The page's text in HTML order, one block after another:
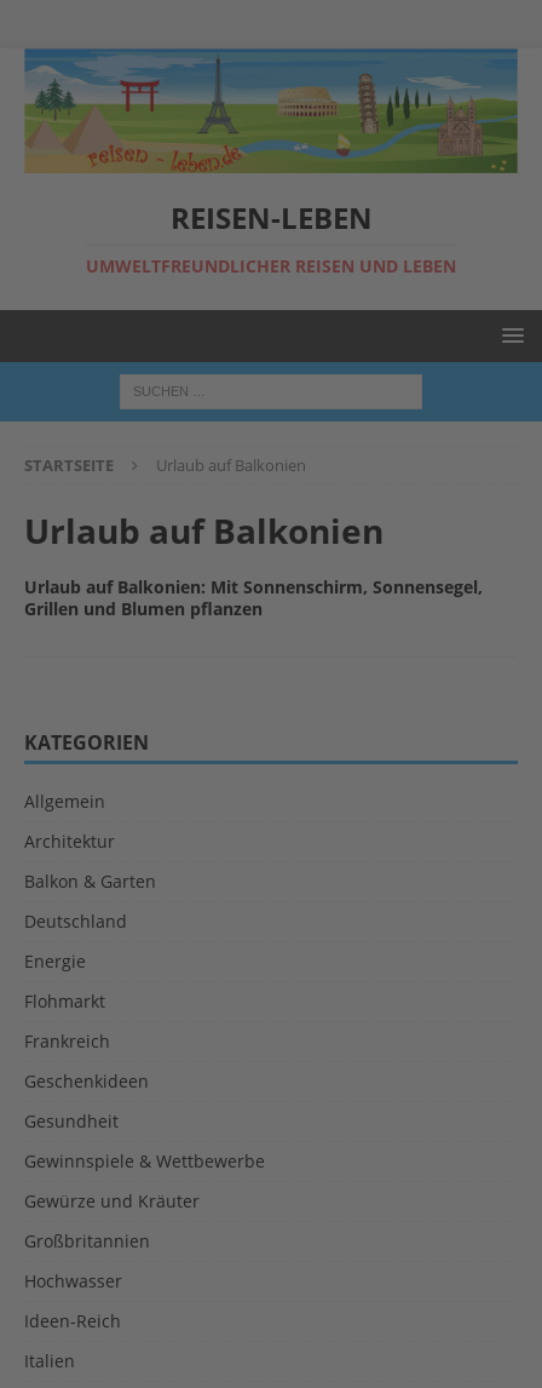
REISEN-LEBEN
UMWELTFREUNDLICHER REISEN UND LEBEN
STARTSEITE Urlaub auf Balkonien
Urlaub auf Balkonien
Urlaub auf Balkonien: Mit Sonnenschirm, Sonnensegel,
Grillen und Blumen pflanzen
KATEGORIEN
Allgemein
Architektur
Balkon & Garten
Deutschland
Energie
Flohmarkt
Frankreich
Geschenkideen
Gesundheit
Gewinnspiele & Wettbewerbe
Gewürze und Kräuter
Großbritannien
Hochwasser
Ideen-Reich
Italien